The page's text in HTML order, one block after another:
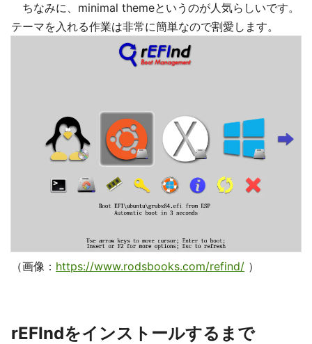
ちなみに、minimal themeというのが人気らしいです。
テーマを入れる作業は非常に簡単なので割愛します。
（画像： https://www.rodsbooks.com/refind/ ）
rEFIndをインストールするまで